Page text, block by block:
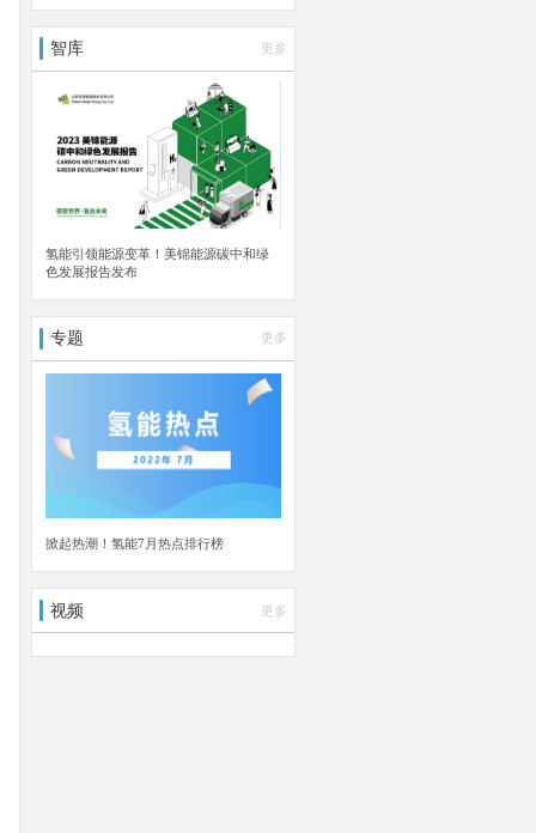
智库 更多
氢能引领能源变革！美锦能源碳中和绿
色发展报告发布
专题 更多
掀起热潮！氢能7月热点排行榜
视频 更多